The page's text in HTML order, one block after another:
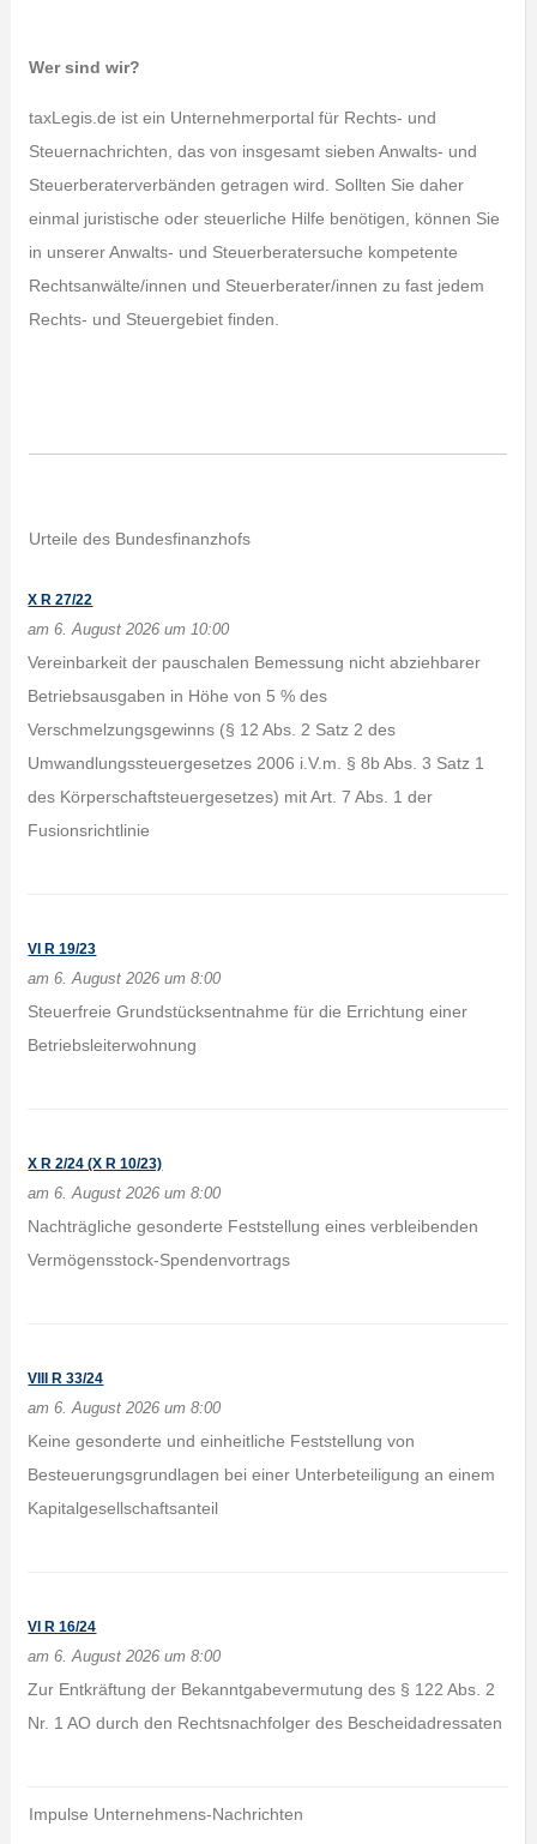
Wer sind wir?
taxLegis.de ist ein Unternehmerportal für Rechts- und
Steuernachrichten, das von insgesamt sieben Anwalts- und
Steuerberaterverbänden getragen wird. Sollten Sie daher
einmal juristische oder steuerliche Hilfe benötigen, können Sie
in unserer Anwalts- und Steuerberatersuche kompetente
Rechtsanwälte/innen und Steuerberater/innen zu fast jedem
Rechts- und Steuergebiet finden.
Urteile des Bundesfinanzhofs
X R 27/22
am 6. August 2026 um 10:00
Vereinbarkeit der pauschalen Bemessung nicht abziehbarer
Betriebsausgaben in Höhe von 5 % des
Verschmelzungsgewinns (§ 12 Abs. 2 Satz 2 des
Umwandlungssteuergesetzes 2006 i.V.m. § 8b Abs. 3 Satz 1
des Körperschaftsteuergesetzes) mit Art. 7 Abs. 1 der
Fusionsrichtlinie
VI R 19/23
am 6. August 2026 um 8:00
Steuerfreie Grundstücksentnahme für die Errichtung einer
Betriebsleiterwohnung
X R 2/24 (X R 10/23)
am 6. August 2026 um 8:00
Nachträgliche gesonderte Feststellung eines verbleibenden
Vermögensstock-Spendenvortrags
VIII R 33/24
am 6. August 2026 um 8:00
Keine gesonderte und einheitliche Feststellung von
Besteuerungsgrundlagen bei einer Unterbeteiligung an einem
Kapitalgesellschaftsanteil
VI R 16/24
am 6. August 2026 um 8:00
Zur Entkräftung der Bekanntgabevermutung des § 122 Abs. 2
Nr. 1 AO durch den Rechtsnachfolger des Bescheidadressaten
Impulse Unternehmens-Nachrichten